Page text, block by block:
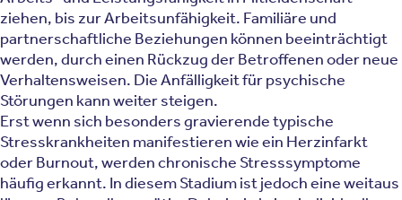
ziehen, bis zur Arbeitsunfähigkeit. Familiäre und
partnerschaftliche Beziehungen können beeinträchtigt
werden, durch einen Rückzug der Betroffenen oder neue
Verhaltensweisen. Die Anfälligkeit für psychische
Störungen kann weiter steigen.
Erst wenn sich besonders gravierende typische
Stresskrankheiten manifestieren wie ein Herzinfarkt
oder Burnout, werden chronische Stresssymptome
häufig erkannt. In diesem Stadium ist jedoch eine weitaus